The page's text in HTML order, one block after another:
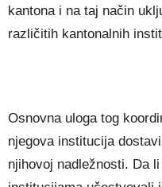
kantona i na taj način
različitih kantonalnih
Osnovna uloga tog
njegova institucija
njihovoj nadležnosti. Da